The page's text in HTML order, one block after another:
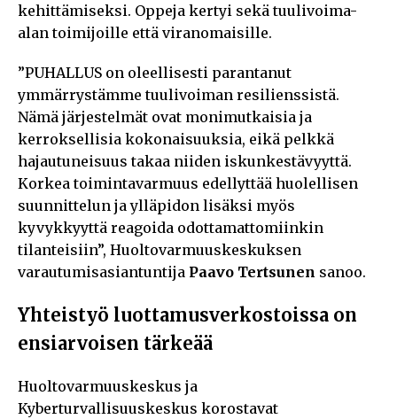
kehittämiseksi. Oppeja kertyi sekä tuulivoima-
alan toimijoille että viranomaisille.
”PUHALLUS on oleellisesti parantanut
ymmärrystämme tuulivoiman resilienssistä.
Nämä järjestelmät ovat monimutkaisia ja
kerroksellisia kokonaisuuksia, eikä pelkkä
hajautuneisuus takaa niiden iskunkestävyyttä.
Korkea toimintavarmuus edellyttää huolellisen
suunnittelun ja ylläpidon lisäksi myös
kyvykkyyttä reagoida odottamattomiinkin
tilanteisiin”, Huoltovarmuuskeskuksen
varautumisasiantuntija Paavo Tertsunen sanoo.
Yhteistyö luottamusverkostoissa on
ensiarvoisen tärkeää
Huoltovarmuuskeskus ja
Kyberturvallisuuskeskus korostavat